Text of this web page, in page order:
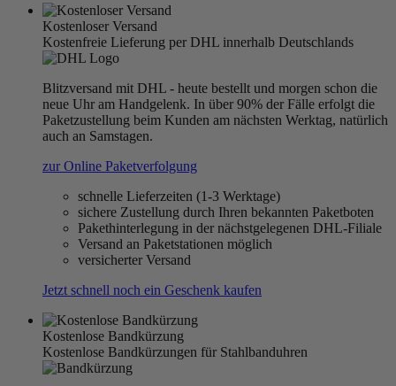
Kostenloser Versand
Kostenfreie Lieferung per DHL innerhalb Deutschlands
Blitzversand mit DHL - heute bestellt und morgen schon die
neue Uhr am Handgelenk. In über 90% der Fälle erfolgt die
Paketzustellung beim Kunden am nächsten Werktag, natürlich
auch an Samstagen.
zur Online Paketverfolgung
schnelle Lieferzeiten (1-3 Werktage)
sichere Zustellung durch Ihren bekannten Paketboten
Pakethinterlegung in der nächstgelegenen DHL-Filiale
Versand an Paketstationen möglich
versicherter Versand
Jetzt schnell noch ein Geschenk kaufen
Kostenlose Bandkürzung
Kostenlose Bandkürzungen für Stahlbanduhren